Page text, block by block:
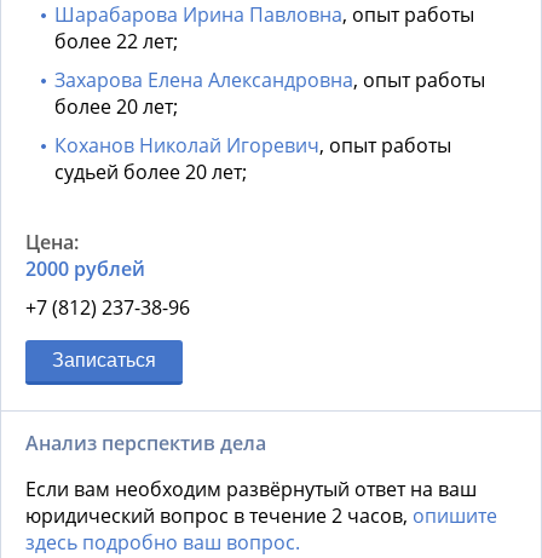
Шарабарова Ирина Павловна, опыт работы
более 22 лет;
Захарова Елена Александровна, опыт работы
более 20 лет;
Коханов Николай Игоревич, опыт работы
судьей более 20 лет;
2000 рублей
+7 (812) 237-38-96
Записаться
Анализ перспектив дела
Если вам необходим развёрнутый ответ на ваш
юридический вопрос в течение 2 часов, опишите
здесь подробно ваш вопрос.